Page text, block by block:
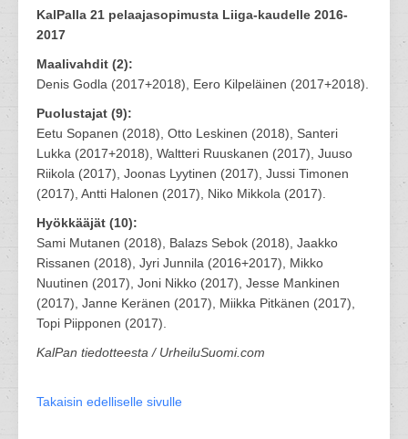
KalPalla 21 pelaajasopimusta Liiga-kaudelle 2016-
2017
Maalivahdit (2):
Denis Godla (2017+2018), Eero Kilpeläinen (2017+2018).
Puolustajat (9):
Eetu Sopanen (2018), Otto Leskinen (2018), Santeri
Lukka (2017+2018), Waltteri Ruuskanen (2017), Juuso
Riikola (2017), Joonas Lyytinen (2017), Jussi Timonen
(2017), Antti Halonen (2017), Niko Mikkola (2017).
Hyökkääjät (10):
Sami Mutanen (2018), Balazs Sebok (2018), Jaakko
Rissanen (2018), Jyri Junnila (2016+2017), Mikko
Nuutinen (2017), Joni Nikko (2017), Jesse Mankinen
(2017), Janne Keränen (2017), Miikka Pitkänen (2017),
Topi Piipponen (2017).
KalPan tiedotteesta / UrheiluSuomi.com
Takaisin edelliselle sivulle